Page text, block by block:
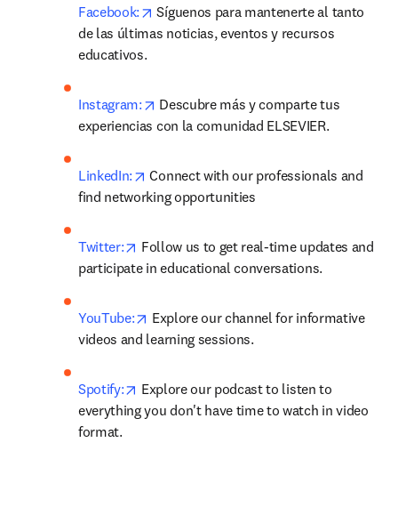
Facebook: opens in new tab/window
Síguenos para mantenerte al tanto
de las últimas noticias, eventos y recursos
educativos.
Instagram: opens in new tab/window
Descubre más y comparte tus
experiencias con la comunidad ELSEVIER.
LinkedIn: opens in new tab/window
Connect with our professionals and
find networking opportunities
Twitter: opens in new tab/window
Follow us to get real-time updates and
participate in educational conversations.
YouTube: opens in new tab/window
Explore our channel for informative
videos and learning sessions.
Spotify: opens in new tab/window
Explore our podcast to listen to
everything you don't have time to watch in video
format.